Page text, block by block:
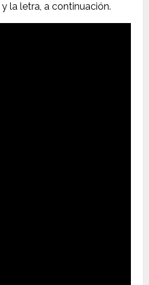
y la letra, a continuación.